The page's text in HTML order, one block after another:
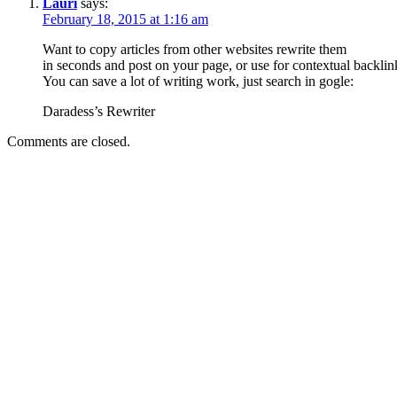
February 18, 2015 at 1:16 am
Want to copy articles from other websites rewrite them
in seconds and post on your page, or use for contextual
You can save a lot of writing work, just search in gogle:
Daradess’s Rewriter
Comments are closed.